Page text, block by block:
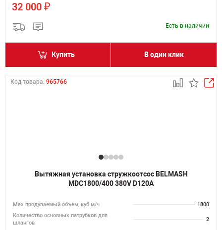
32 000 ₽
Есть в наличии
Купить В один клик
Код товара: 965766
Вытяжная установка стружкоотсос BELMASH
MDC1800/400 380V D120A
Мах продуваемый объем, куб.м/ч
1800
Количество основных патрубков для
шлангов
2